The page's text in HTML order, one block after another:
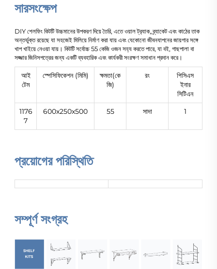
সারসংক্ষেপ
DIY শেলফিং কিটটি উচ্চমানের উপকরণ দিয়ে তৈরি, এতে ওয়াল ট্র‍্যাক, ব্র্যাকেট এবং কাঠের তাক
অন্তর্ভুক্ত রয়েছে যা সহজেই মিলিয়ে নির্মাণ করা যায় এবং যেকোনো জীবনযাপনের জায়গার সঙ্গে
খাপ খাইয়ে নেওয়া যায়। কিটটি সর্বোচ্চ 55 কেজি ওজন সহ্য করতে পারে, যা বই, গাছপালা বা
সজ্জার জিনিসপত্রের জন্য একটি ব্যবহারিক এবং কার্যকরী সংরক্ষণ সমাধান প্রদান করে।
আই
টেম
স্পেসিফিকেশন (মিমি)
ক্ষমতা(কে
জি)
রং
পিসিএস
ইনার
সিটিএন
1176
7
600x250x500 55 সাদা 1
প্রয়োগের পরিস্থিতি
সম্পূর্ণ সংগ্রহ